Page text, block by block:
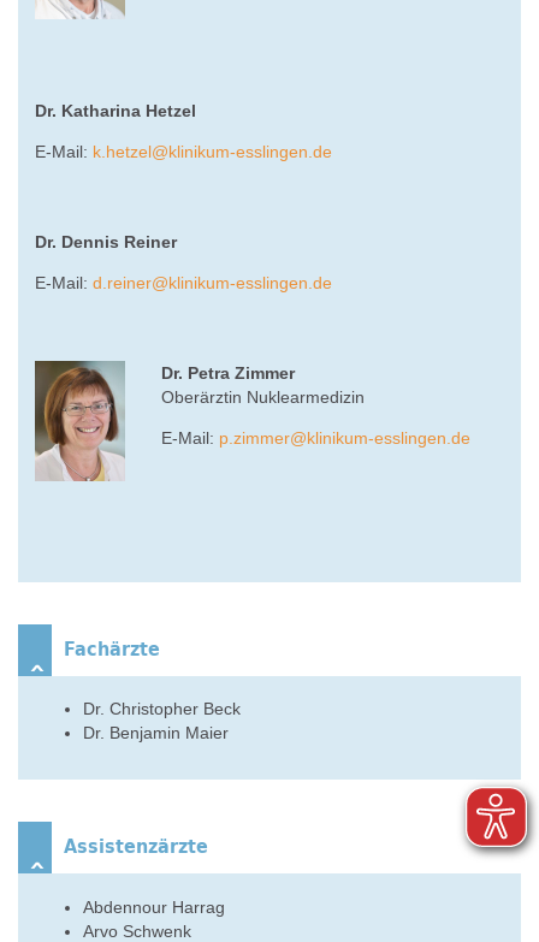
Dr. Katharina Hetzel
E-Mail: k.hetzel@klinikum-esslingen.de
Dr. Dennis Reiner
E-Mail: d.reiner@klinikum-esslingen.de
Dr. Petra Zimmer
Oberärztin Nuklearmedizin
E-Mail: p.zimmer@klinikum-esslingen.de
Fachärzte
Dr. Christopher Beck
Dr. Benjamin Maier
Assistenzärzte
Abdennour Harrag
Arvo Schwenk